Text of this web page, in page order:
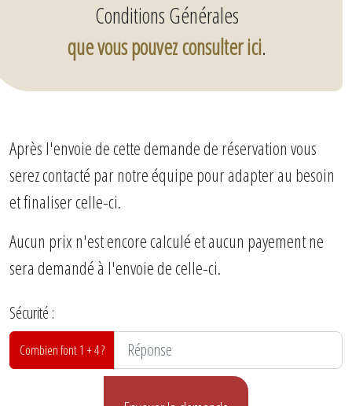
Conditions Générales
que vous pouvez consulter ici.
Après l'envoie de cette demande de réservation vous
serez contacté par notre équipe pour adapter au besoin
et finaliser celle-ci.
Aucun prix n'est encore calculé et aucun payement ne
sera demandé à l'envoie de celle-ci.
Sécurité :
Combien font 1 + 4 ?